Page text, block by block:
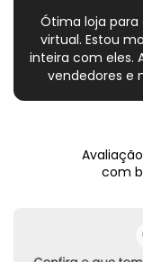
Ótima loja
virtual. Estou
inteira com eles.
vendedores e
com